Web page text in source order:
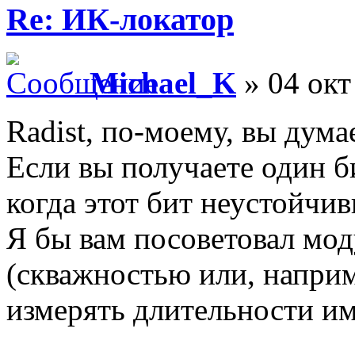
Re: ИК-локатор
Michael_K » 04
Radist, по-моему, вы
Если вы получаете один
когда этот бит
Я бы вам посоветовал
(скважностью или,
измерять длительности